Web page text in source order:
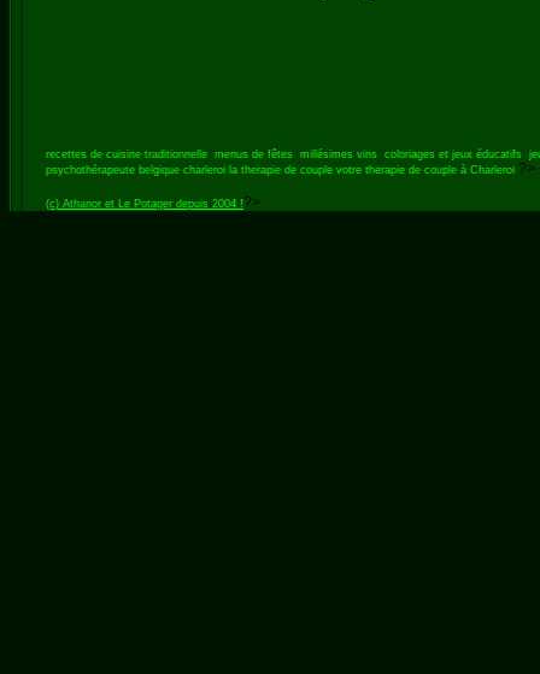
recettes de cuisine traditionnelle menus de fêtes millésimes vins coloriages et jeux éducatifs
psychothérapeute belgique charleroi la therapie de couple votre therapie de couple à Charleroi ?>
(c) Athanor et Le Potager depuis 2004 ! ?>